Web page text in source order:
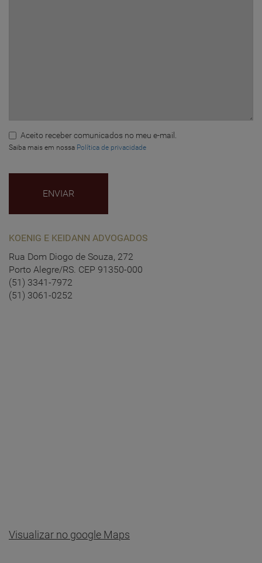
Aceito receber comunicados no meu e-mail.
Saiba mais em nossa Política de privacidade
KOENIG E KEIDANN ADVOGADOS
Rua Dom Diogo de Souza, 272
Porto Alegre/RS. CEP 91350-000
(51) 3341-7972
(51) 3061-0252
Visualizar no google Maps